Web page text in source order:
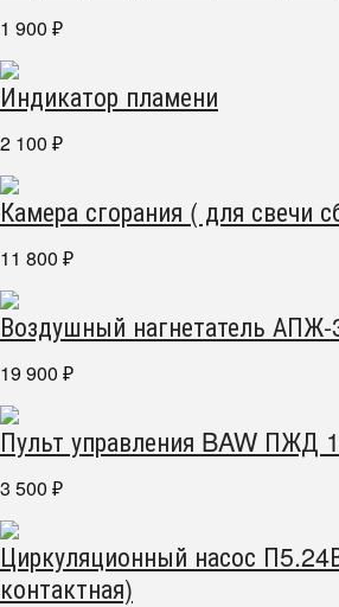
1 900 ₽
Индикатор пламени
2 100 ₽
Камера сгорания ( для свечи
11 800 ₽
Воздушный нагнетатель
19 900 ₽
Пульт управления BAW
3 500 ₽
Циркуляционный насос
контактная)